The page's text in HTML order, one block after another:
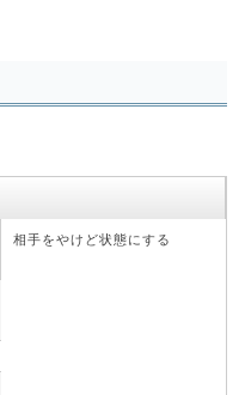
相手をやけど状態にする